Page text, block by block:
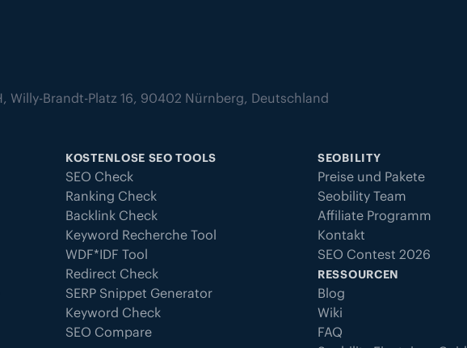
Willy-Brandt-Platz 16, 90402 Nürnberg, Deutschland
KOSTENLOSE SEO TOOLS
SEO Check
Ranking Check
Backlink Check
Keyword Recherche Tool
WDF*IDF Tool
Redirect Check
SERP Snippet Generator
Keyword Check
SEO Compare
SEOBILITY
Preise und Pakete
Seobility Team
Affiliate Programm
Kontakt
SEO Contest 2026
RESSOURCEN
Blog
Wiki
FAQ